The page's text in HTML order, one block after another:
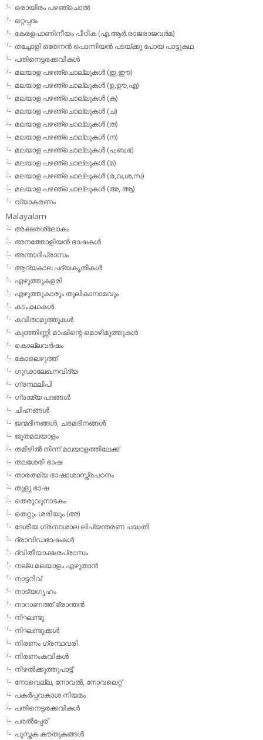
ഒരായിരം പഴഞ്ചൊല്‍
ഒറ്റപ്പദം
കേരളപാണിനീയം പീഠിക (എ.ആര്‍.രാജരാജവര്‍മ)
തച്ചോളി ഒതേനൻ പൊന്നിയൻ പടയ്‌ക്കു പോയ പാട്ടുകഥ
പതിനെട്ടരക്കവികള്‍
മലയാള പഴഞ്ചൊല്ലുകള്‍ (ഇ,ഈ)
മലയാള പഴഞ്ചൊല്ലുകള്‍ (ഉ,ഊ,എ)
മലയാള പഴഞ്ചൊല്ലുകള്‍ (ക)
മലയാള പഴഞ്ചൊല്ലുകള്‍ (ച)
മലയാള പഴഞ്ചൊല്ലുകള്‍ (ത)
മലയാള പഴഞ്ചൊല്ലുകള്‍ (ന)
മലയാള പഴഞ്ചൊല്ലുകള്‍ (പ,ബ,ഭ)
മലയാള പഴഞ്ചൊല്ലുകള്‍ (മ)
മലയാള പഴഞ്ചൊല്ലുകള്‍ (ര,വ,ശ,സ)
മലയാള പഴഞ്ചൊല്ലുകൾ (അ, ആ)
വ്യാകരണം
Malayalam
അക്ഷരശ്ലോകം
അനത്തോളിയന്‍ ഭാഷകള്‍
അന്താദിപ്രാസം
ആദ്യകാല പദ്യകൃതികള്‍
എഴുത്തുകളരി
എഴുത്തുകാരും തൂലികാനാമവും
കടംകഥകള്‍
കവിതാമുത്തുകള്‍
കുഞ്ഞിണ്ണി മാഷിന്റെ മൊഴിമുത്തുകള്‍
കൊല്ലവര്‍ഷം
കോലെഴുത്ത്
ഗൂഢാലേഖനവിദ്യ
ഗ്രന്ഥലിപി
ഗ്രാമ്യ പദങ്ങള്‍
ചിഹ്നങ്ങള്‍
ജന്മദിനങ്ങള്‍, ചരമദിനങ്ങള്‍
ജൂതമലയാളം
തമിഴില്‍ നിന്ന് മലയാളത്തിലേക്ക്
തലശേരി ഭാഷ
താരതമ്യ ഭാഷാശാസ്ത്രപഠനം
തുളു ഭാഷ
തെരുവുനാടകം
തെറ്റും ശരിയും (അ)
ദേശീയ ഗ്രന്ഥശാല ലിപ്യന്തരണ പദ്ധതി
ദ്രാവിഡഭാഷകള്‍
ദ്വിതീയാക്ഷരപ്രാസം
നല്ല മലയാളം എഴുതാന്‍
നാട്ടറിവ്
നാട്യഗൃഹം
നാറാണത്ത് ഭ്രാന്തന്‍
നിഘണ്ടു
നിഘണ്ടുക്കള്‍
നിരണം ഗ്രന്ഥവരി
നിരണംകവികള്‍
നിഴല്‍ക്കുത്തുപാട്ട്
നോവെല്ല, നോവല്‍, നോവലെറ്റ്
പകര്‍പ്പവകാശ നിയമം
പതിനെട്ടരക്കവികള്‍
പരല്‍പ്പേര്
പുസ്തക കൗതുകങ്ങള്‍